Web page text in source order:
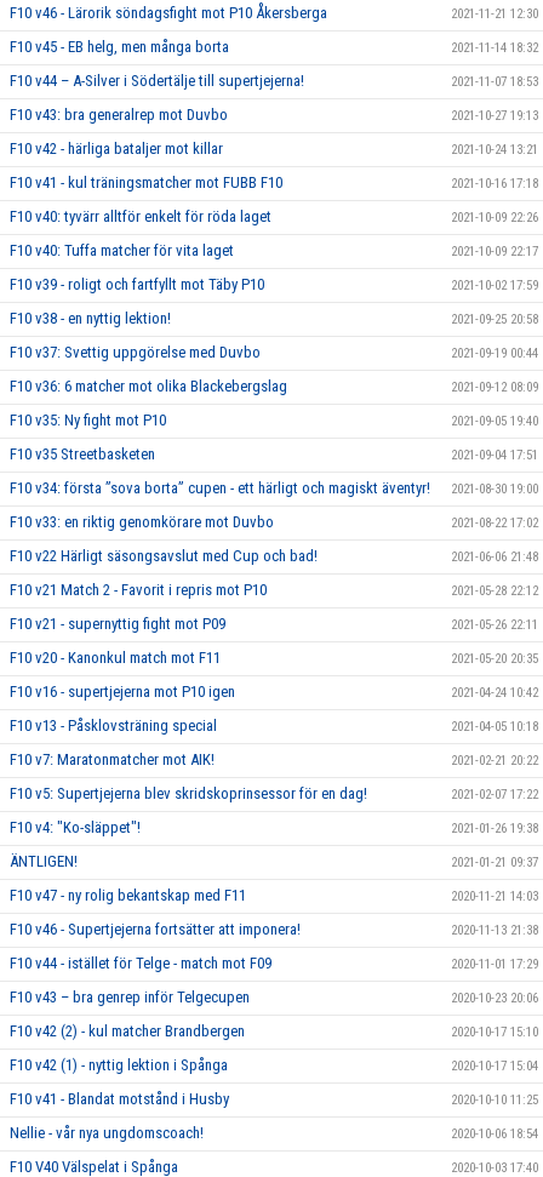
F10 v46 - Lärorik söndagsfight mot P10 Åkersberga 2021-11-21 12:30
F10 v45 - EB helg, men många borta 2021-11-14 18:32
F10 v44 – A-Silver i Södertälje till supertjejerna! 2021-11-07 18:53
F10 v43: bra generalrep mot Duvbo 2021-10-27 19:13
F10 v42 - härliga bataljer mot killar 2021-10-24 13:21
F10 v41 - kul träningsmatcher mot FUBB F10 2021-10-16 17:18
F10 v40: tyvärr alltför enkelt för röda laget 2021-10-09 22:26
F10 v40: Tuffa matcher för vita laget 2021-10-09 22:17
F10 v39 - roligt och fartfyllt mot Täby P10 2021-10-02 17:59
F10 v38 - en nyttig lektion! 2021-09-25 20:58
F10 v37: Svettig uppgörelse med Duvbo 2021-09-19 00:44
F10 v36: 6 matcher mot olika Blackebergslag 2021-09-12 08:09
F10 v35: Ny fight mot P10 2021-09-05 19:40
F10 v35 Streetbasketen 2021-09-04 17:51
F10 v34: första ”sova borta” cupen - ett härligt och magiskt äventyr! 2021-08-30 19:00
F10 v33: en riktig genomkörare mot Duvbo 2021-08-22 17:02
F10 v22 Härligt säsongsavslut med Cup och bad! 2021-06-06 21:48
F10 v21 Match 2 - Favorit i repris mot P10 2021-05-28 22:12
F10 v21 - supernyttig fight mot P09 2021-05-26 22:11
F10 v20 - Kanonkul match mot F11 2021-05-20 20:35
F10 v16 - supertjejerna mot P10 igen 2021-04-24 10:42
F10 v13 - Påsklovsträning special 2021-04-05 10:18
F10 v7: Maratonmatcher mot AIK! 2021-02-21 20:22
F10 v5: Supertjejerna blev skridskoprinsessor för en dag! 2021-02-07 17:22
F10 v4: "Ko-släppet"! 2021-01-26 19:38
ÄNTLIGEN! 2021-01-21 09:37
F10 v47 - ny rolig bekantskap med F11 2020-11-21 14:03
F10 v46 - Supertjejerna fortsätter att imponera! 2020-11-13 21:38
F10 v44 - istället för Telge - match mot F09 2020-11-01 17:29
F10 v43 – bra genrep inför Telgecupen 2020-10-23 20:06
F10 v42 (2) - kul matcher Brandbergen 2020-10-17 15:10
F10 v42 (1) - nyttig lektion i Spånga 2020-10-17 15:04
F10 v41 - Blandat motstånd i Husby 2020-10-10 11:25
Nellie - vår nya ungdomscoach! 2020-10-06 18:54
F10 V40 Välspelat i Spånga 2020-10-03 17:40